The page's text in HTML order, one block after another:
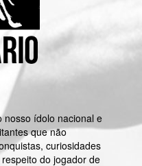
nosso ídolo nacional e
que não
curiosidades
do jogador de